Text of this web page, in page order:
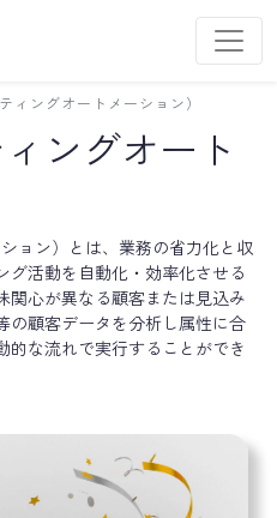
ィングオートメーション）
ングオート
ョン）とは、業務の省力化と収
グ活動を自動化・効率化させる
関心が異なる顧客または見込み
の顧客データを分析し属性に合
的な流れで実行することができ